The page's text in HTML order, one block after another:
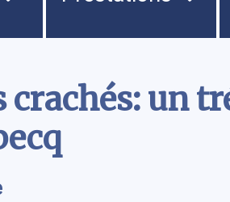
crachés: un